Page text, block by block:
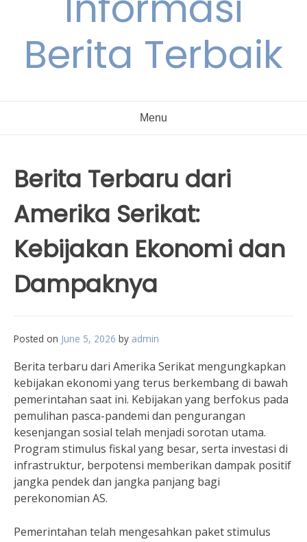
Berita Terbaik
Menu
Berita Terbaru dari
Amerika Serikat:
Kebijakan Ekonomi dan
Dampaknya
Posted on June 5, 2026 by admin
Berita terbaru dari Amerika Serikat mengungkapkan
kebijakan ekonomi yang terus berkembang di bawah
pemerintahan saat ini. Kebijakan yang berfokus pada
pemulihan pasca-pandemi dan pengurangan
kesenjangan sosial telah menjadi sorotan utama.
Program stimulus fiskal yang besar, serta investasi di
infrastruktur, berpotensi memberikan dampak positif
jangka pendek dan jangka panjang bagi
perekonomian AS.
Pemerintahan telah mengesahkan paket stimulus